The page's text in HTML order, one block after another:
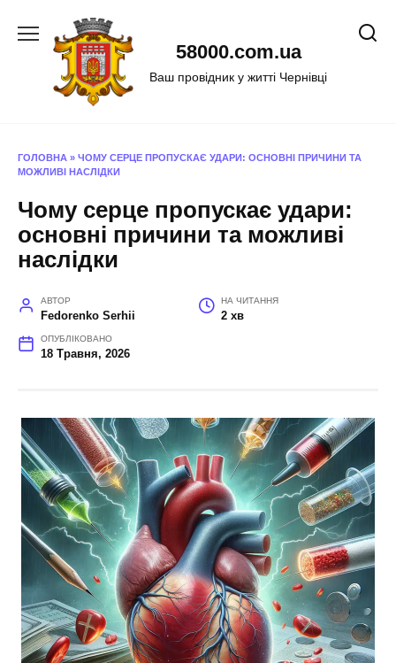
58000.com.ua
Ваш провідник у житті Чернівці
ГОЛОВНА » ЧОМУ СЕРЦЕ ПРОПУСКАЄ УДАРИ: ОСНОВНІ ПРИЧИНИ ТА
МОЖЛИВІ НАСЛІДКИ
Чому серце пропускає удари:
основні причини та можливі
наслідки
АВТОР
Fedorenko Serhii
НА ЧИТАННЯ
2 хв
ОПУБЛІКОВАНО
18 Травня, 2026